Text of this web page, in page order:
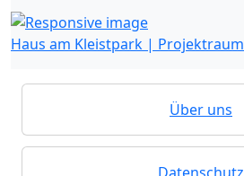
Haus am Kleistpark | Projektraum
Über uns